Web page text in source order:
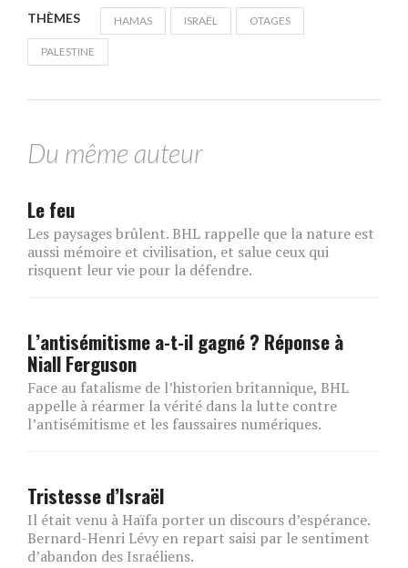
THÈMES HAMAS ISRAËL OTAGES
PALESTINE
Du même auteur
Le feu
Les paysages brûlent. BHL rappelle que la nature est
aussi mémoire et civilisation, et salue ceux qui
risquent leur vie pour la défendre.
L’antisémitisme a-t-il gagné ? Réponse à
Niall Ferguson
Face au fatalisme de l’historien britannique, BHL
appelle à réarmer la vérité dans la lutte contre
l’antisémitisme et les faussaires numériques.
Tristesse d’Israël
Il était venu à Haïfa porter un discours d’espérance.
Bernard-Henri Lévy en repart saisi par le sentiment
d’abandon des Israéliens.